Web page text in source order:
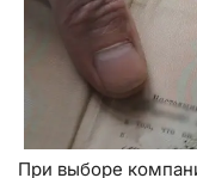
При выборе